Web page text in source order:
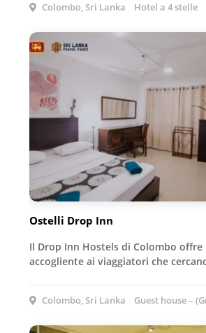
Colombo, Sri Lanka Hotel a 4 stelle
Ostelli Drop Inn
Il Drop Inn Hostels di Colombo offre
accogliente ai viaggiatori che
Colombo, Sri Lanka Guest house –